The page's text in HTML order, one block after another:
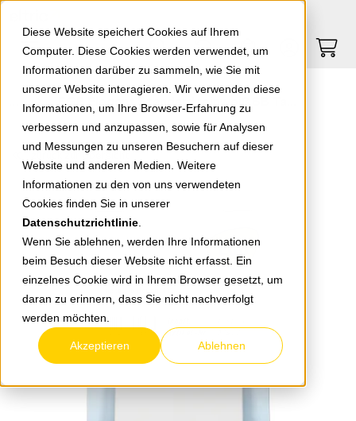
Diese Website speichert Cookies auf Ihrem
Computer. Diese Cookies werden verwendet, um
Informationen darüber zu sammeln, wie Sie mit
unserer Website interagieren. Wir verwenden diese
Informationen, um Ihre Browser-Erfahrung zu
verbessern und anzupassen, sowie für Analysen
und Messungen zu unseren Besuchern auf dieser
Website und anderen Medien. Weitere
Informationen zu den von uns verwendeten
Cookies finden Sie in unserer
Datenschutzrichtlinie
Wenn Sie ablehnen, werden Ihre Informationen
beim Besuch dieser Website nicht erfasst. Ein
einzelnes Cookie wird in Ihrem Browser gesetzt, um
daran zu erinnern, dass Sie nicht nachverfolgt
werden möchten.
Akzeptieren Ablehnen
Springe zu Hauptinhalt Springe zum Footer
0
zurück zur Übersicht